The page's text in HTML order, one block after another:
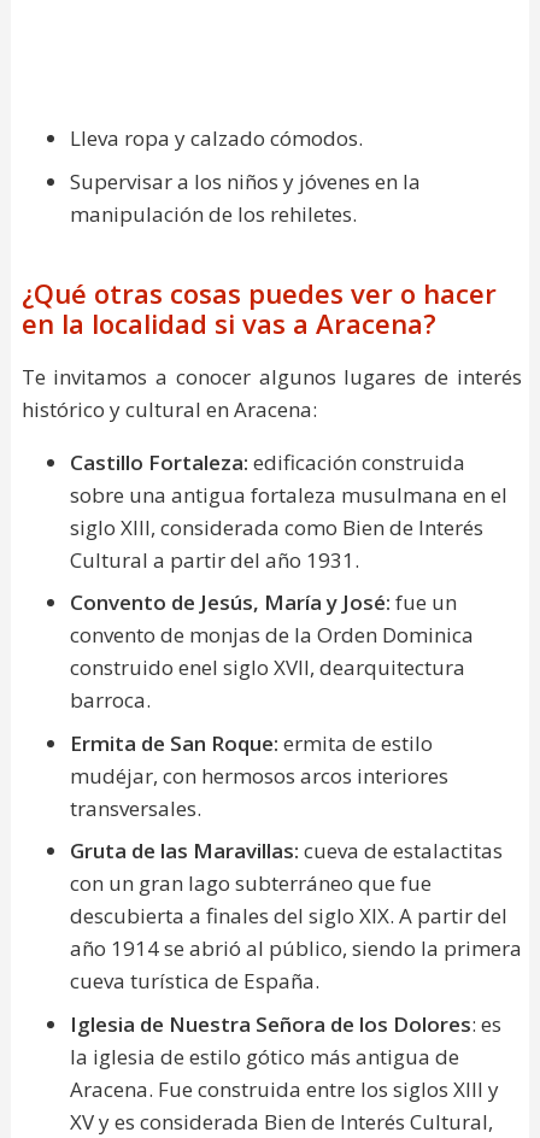
Lleva ropa y calzado cómodos.
Supervisar a los niños y jóvenes en la
manipulación de los rehiletes.
¿Qué otras cosas puedes ver o hacer
en la localidad si vas a Aracena?
Te invitamos a conocer algunos lugares de interés
histórico y cultural en Aracena:
Castillo Fortaleza: edificación construida
sobre una antigua fortaleza musulmana en el
siglo XIII, considerada como Bien de Interés
Cultural a partir del año 1931.
Convento de Jesús, María y José: fue un
convento de monjas de la Orden Dominica
construido enel siglo XVII, dearquitectura
barroca.
Ermita de San Roque: ermita de estilo
mudéjar, con hermosos arcos interiores
transversales.
Gruta de las Maravillas: cueva de estalactitas
con un gran lago subterráneo que fue
descubierta a finales del siglo XIX. A partir del
año 1914 se abrió al público, siendo la primera
cueva turística de España.
Iglesia de Nuestra Señora de los Dolores: es
la iglesia de estilo gótico más antigua de
Aracena. Fue construida entre los siglos XIII y
XV y es considerada Bien de Interés Cultural,